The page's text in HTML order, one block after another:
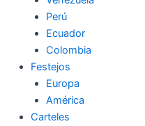
Perú
Ecuador
Colombia
Festejos
Europa
América
Carteles